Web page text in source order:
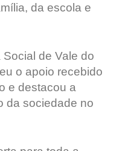
da escola e
de Vale do
o apoio recebido
e destacou a
da sociedade no